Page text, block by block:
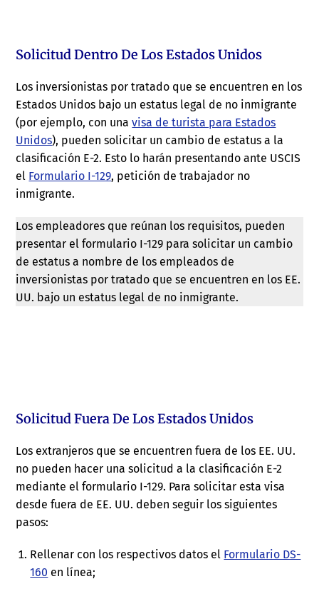
Solicitud Dentro De Los Estados Unidos
Los inversionistas por tratado que se encuentren en los
Estados Unidos bajo un estatus legal de no inmigrante
(por ejemplo, con unavisa de turista para Estados
Unidos), pueden solicitar un cambio de estatus a la
clasificación E-2. Esto lo harán presentando ante USCIS
el Formulario I-129, petición de trabajador no
inmigrante.
Los empleadores que reúnan los requisitos, pueden
presentar el formulario I-129 para solicitar un cambio
de estatus a nombre de los empleados de
inversionistas por tratado que se encuentren en los EE.
UU. bajo un estatus legal de no inmigrante.
Solicitud Fuera De Los Estados Unidos
Los extranjeros que se encuentren fuera de los EE. UU.
no pueden hacer una solicitud a la clasificación E-2
mediante el formulario I-129. Para solicitar esta visa
desde fuera de EE. UU. deben seguir los siguientes
pasos:
Rellenar con los respectivos datos el Formulario DS-
160 en línea;